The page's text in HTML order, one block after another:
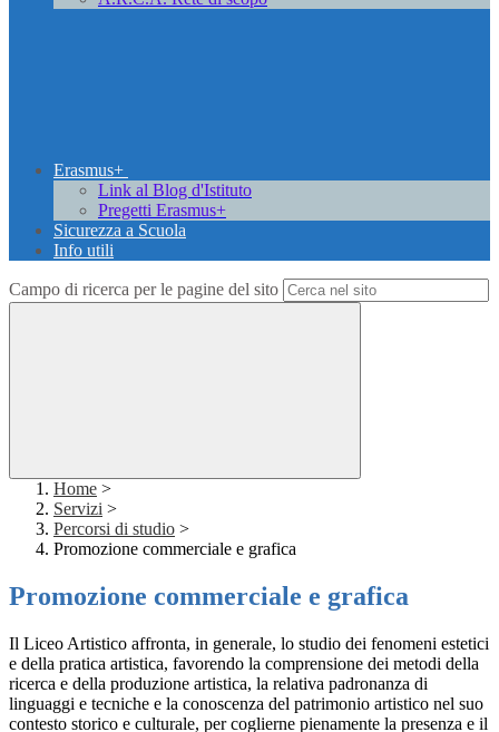
Erasmus+
Link al Blog d'Istituto
Pregetti Erasmus+
Sicurezza a Scuola
Info utili
Campo di ricerca per le pagine del sito
Home >
Servizi >
Percorsi di studio >
Promozione commerciale e grafica
Promozione commerciale e grafica
Il Liceo Artistico affronta, in generale, lo studio dei fenomeni estetici
e della pratica artistica, favorendo la comprensione dei metodi della
ricerca e della produzione artistica, la relativa padronanza di
linguaggi e tecniche e la conoscenza del patrimonio artistico nel suo
contesto storico e culturale, per coglierne pienamente la presenza e il